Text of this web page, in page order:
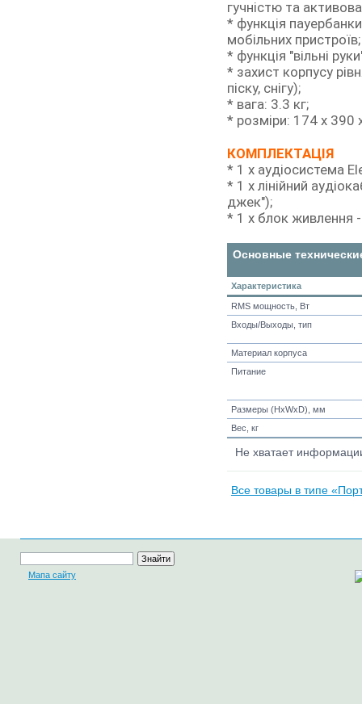
гучністю та
* функція
мобільних пристроїв;
* функція "вільні
* захист корпусу
піску, снігу);
* вага: 3.3 кг;
* розміри: 174 x 390
КОМПЛЕКТАЦІЯ
* 1 х аудіосистема
* 1 х лінійний
джек");
* 1 х блок живлення
Основные
Характеристика
RMS мощность, Вт
Входы/Выходы, тип
Материал корпуса
Питание
Размеры (HxWxD), мм
Вес, кг
Не хватает
Все товары в типе
Мапа сайту